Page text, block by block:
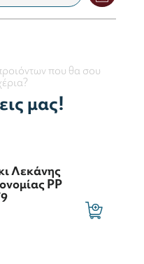
που θα σου
μας!
Λεκάνης
PP